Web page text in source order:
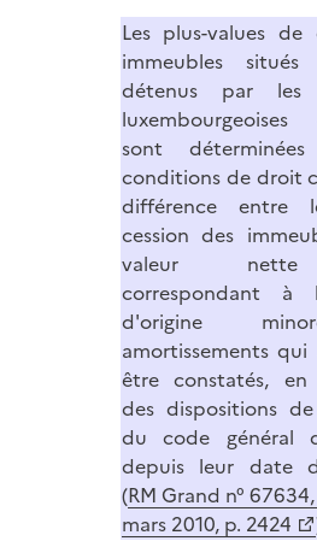
Les plus-values de
immeubles
détenus par les
luxembourgeoises
sont
conditions de droit
différence
cession des
valeur nette
correspondant à
d'origine
amortissements
être constatés, en
des dispositions
du code général
depuis leur date
(RM Grand n°
mars 2010, p. 2424